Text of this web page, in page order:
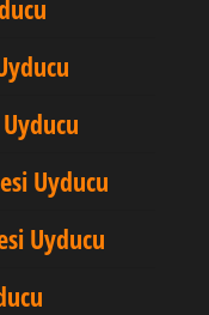
Uyducu
Uyducu